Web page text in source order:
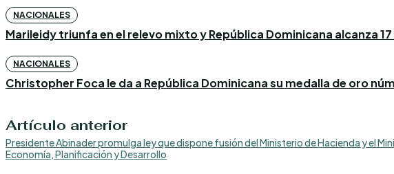
NACIONALES
Marileidy triunfa en el relevo mixto y República Dominicana alcanza
NACIONALES
Christopher Foca le da a República Dominicana su medalla de oro
Artículo anterior
Presidente Abinader promulga ley que dispone fusión del Ministerio de Hacienda y el
Economía, Planificación y Desarrollo